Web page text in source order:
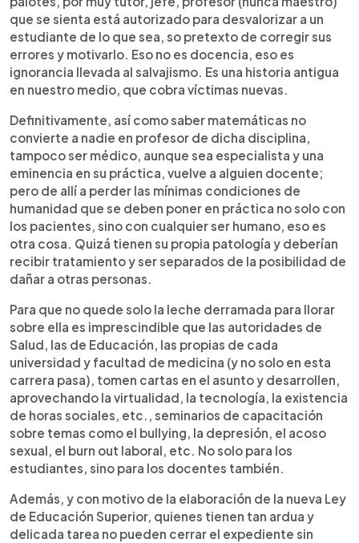
que se sienta está autorizado para desvalorizar a un
estudiante de lo que sea, so pretexto de corregir sus
errores y motivarlo. Eso no es docencia, eso es
ignorancia llevada al salvajismo. Es una historia antigua
en nuestro medio, que cobra víctimas nuevas.
Definitivamente, así como saber matemáticas no
convierte a nadie en profesor de dicha disciplina,
tampoco ser médico, aunque sea especialista y una
eminencia en su práctica, vuelve a alguien docente;
pero de allí a perder las mínimas condiciones de
humanidad que se deben poner en práctica no solo con
los pacientes, sino con cualquier ser humano, eso es
otra cosa. Quizá tienen su propia patología y deberían
recibir tratamiento y ser separados de la posibilidad de
dañar a otras personas.
Para que no quede solo la leche derramada para llorar
sobre ella es imprescindible que las autoridades de
Salud, las de Educación, las propias de cada
universidad y facultad de medicina (y no solo en esta
carrera pasa), tomen cartas en el asunto y desarrollen,
aprovechando la virtualidad, la tecnología, la existencia
de horas sociales, etc., seminarios de capacitación
sobre temas como el bullying, la depresión, el acoso
sexual, el burn out laboral, etc. No solo para los
estudiantes, sino para los docentes también.
Además, y con motivo de la elaboración de la nueva Ley
de Educación Superior, quienes tienen tan ardua y
delicada tarea no pueden cerrar el expediente sin